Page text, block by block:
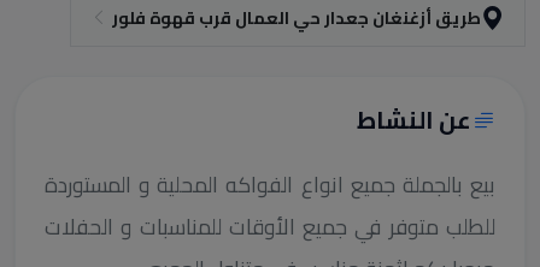
طريق أزغنغان جعدار حي العمال قرب قهوة فلور
عن النشاط
بيع بالجملة جميع انواع الفواكه المحلية و المستوردة
للطلب متوفر في جميع الأوقات للمناسبات و الحفلات